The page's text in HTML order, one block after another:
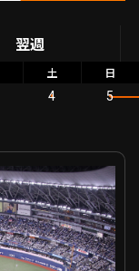
翌週
土 日
4 5